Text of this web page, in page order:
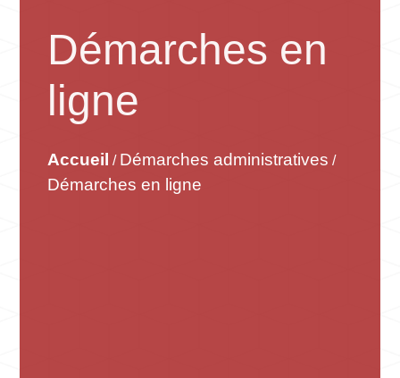
Démarches en
ligne
Accueil / Démarches administratives /
Démarches en ligne